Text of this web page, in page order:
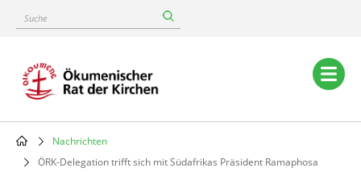
content
Suche
Main
navigation
Breadcrumb
Nachrichten
ÖRK-Delegation trifft sich mit Südafrikas Präsident Ramaphosa